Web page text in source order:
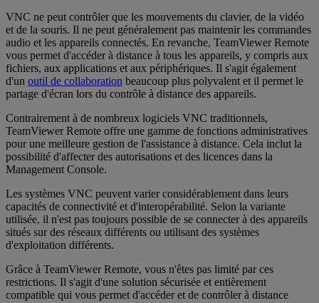
VNC ne peut contrôler que les mouvements du clavier, de la vidéo
et de la souris. Il ne peut généralement pas maintenir les commandes
audio et les appareils connectés. En revanche, TeamViewer Remote
vous permet d'accéder à distance à tous les appareils, y compris aux
fichiers, aux applications et aux périphériques. Il s'agit également
d'un outil de collaboration beaucoup plus polyvalent et il permet le
partage d'écran lors du contrôle à distance des appareils.
Contrairement à de nombreux logiciels VNC traditionnels,
TeamViewer Remote offre une gamme de fonctions administratives
pour une meilleure gestion de l'assistance à distance. Cela inclut la
possibilité d'affecter des autorisations et des licences dans la
Management Console.
Les systèmes VNC peuvent varier considérablement dans leurs
capacités de connectivité et d'interopérabilité. Selon la variante
utilisée, il n'est pas toujours possible de se connecter à des appareils
situés sur des réseaux différents ou utilisant des systèmes
d'exploitation différents.
Grâce à TeamViewer Remote, vous n'êtes pas limité par ces
restrictions. Il s'agit d'une solution sécurisée et entièrement
compatible qui vous permet d'accéder et de contrôler à distance